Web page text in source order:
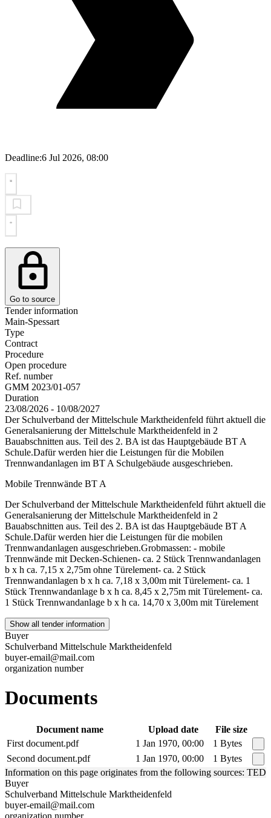
Deadline:6 Jul 2026, 08:00
Go to source
Tender information
Main-Spessart
Type
Contract
Procedure
Open procedure
Ref. number
GMM 2023/01-057
Duration
23/08/2026 - 10/08/2027
Der Schulverband der Mittelschule Marktheidenfeld führt aktuell die
Generalsanierung der Mittelschule Marktheidenfeld in 2
Bauabschnitten aus. Teil des 2. BA ist das Hauptgebäude BT A
Schule.Dafür werden hier die Leistungen für die Mobilen
Trennwandanlagen im BT A Schulgebäude ausgeschrieben.
Mobile Trennwände BT A
Der Schulverband der Mittelschule Marktheidenfeld führt aktuell die
Generalsanierung der Mittelschule Marktheidenfeld in 2
Bauabschnitten aus. Teil des 2. BA ist das Hauptgebäude BT A
Schule.Dafür werden hier die Leistungen für die mobilen
Trennwandanlagen ausgeschrieben.Grobmassen: - mobile
Trennwände mit Decken-Schienen- ca. 2 Stück Trennwandanlagen
b x h ca. 7,15 x 2,75m ohne Türelement- ca. 2 Stück
Trennwandanlagen b x h ca. 7,18 x 3,00m mit Türelement- ca. 1
Stück Trennwandanlage b x h ca. 8,45 x 2,75m mit Türelement- ca.
1 Stück Trennwandanlage b x h ca. 14,70 x 3,00m mit Türelement
Show all tender information
Buyer
Schulverband Mittelschule Marktheidenfeld
buyer-email@mail.com
organization number
Documents
Document name Upload date
File size
First document.pdf
1 Jan 1970, 00:00
1 Bytes
Second document.pdf
1 Jan 1970, 00:00
1 Bytes
Information on this page originates from the following sources: TED
Buyer
Schulverband Mittelschule Marktheidenfeld
buyer-email@mail.com
organization number